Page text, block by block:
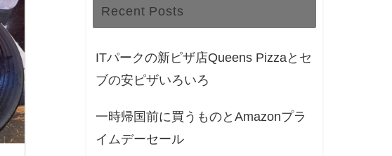
Recent Posts
ITパークの新ピザ店Queens Pizzaとセ
ブの安ピザいろいろ
一時帰国前に買うものとAmazonプラ
イムデーセール